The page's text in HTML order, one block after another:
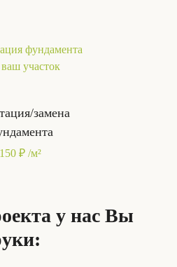
замена
150 ₽ /м²
у нас Вы